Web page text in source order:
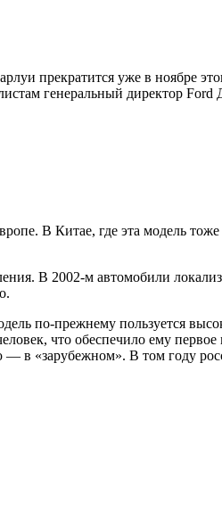
прекратится уже в ноябре
генеральный директор
В Китае, где эта модель
В 2002-м автомобили
по-прежнему пользуется
что обеспечило ему
в «зарубежном». В том году